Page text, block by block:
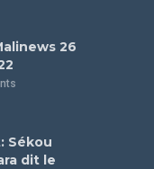
26
Sékou
dit le